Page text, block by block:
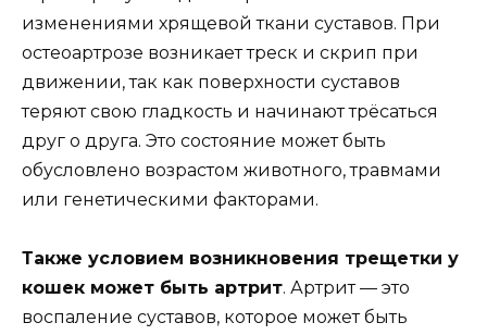
изменениями хрящевой ткани суставов. При
остеоартрозе возникает треск и скрип при
движении, так как поверхности суставов
теряют свою гладкость и начинают трёсаться
друг о друга. Это состояние может быть
обусловлено возрастом животного, травмами
или генетическими факторами.
Также условием возникновения трещетки у
кошек может быть артрит. Артрит — это
воспаление суставов, которое может быть